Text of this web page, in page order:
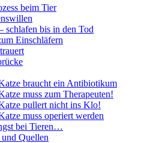
beim Tier
schlafen bis in den Tod
Einschläfern
braucht ein Antibiotikum
muss zum Therapeuten!
pullert nicht ins Klo!
muss operiert werden
bei Tieren…
Quellen